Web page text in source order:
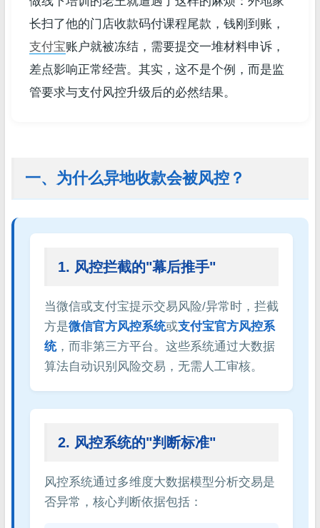
长扫了他的门店收款码付课程尾款，钱刚到账，
支付宝账户就被冻结，需要提交一堆材料申诉，
差点影响正常经营。其实，这不是个例，而是监
管要求与支付风控升级后的必然结果。
一、为什么异地收款会被风控？
1. 风控拦截的"幕后推手"
当微信或支付宝提示交易风险/异常时，拦截
方是微信官方风控系统或支付宝官方风控系
统，而非第三方平台。这些系统通过大数据
算法自动识别风险交易，无需人工审核。
2. 风控系统的"判断标准"
风控系统通过多维度大数据模型分析交易是
否异常，核心判断依据包括：